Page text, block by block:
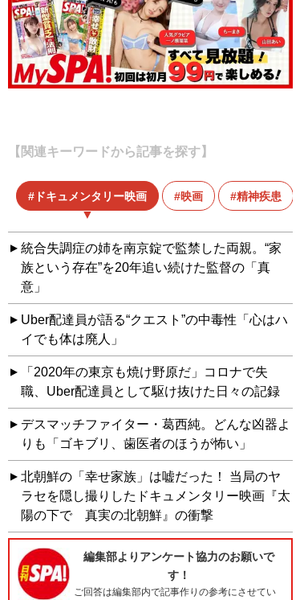
【関連キーワードから記事を探す】
ドキュメンタリー映画 映画 精神疾患
統合失調症の姉を南京錠で監禁した両親。“家
族という存在”を20年追い続けた監督の「真
意」
Uber配達員が語る“クエスト”の中毒性「心はハ
イでも体は廃人」
「2020年の東京も焼け野原だ」コロナで失
職、Uber配達員として駆け抜けた日々の記録
デスマッチファイター・葛西純。どんな凶器よ
りも「ゴキブリ、歯医者のほうが怖い」
北朝鮮の「幸せ家族」は嘘だった！ 当局のヤ
ラセを隠し撮りしたドキュメンタリー映画『太
陽の下で 真実の北朝鮮』の衝撃